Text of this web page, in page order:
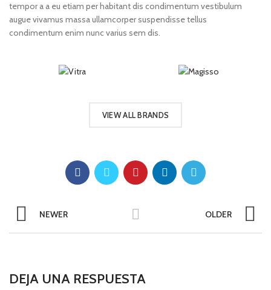
tempor a a eu etiam per habitant dis condimentum vestibulum
augue vivamus massa ullamcorper suspendisse tellus
condimentum enim nunc varius sem dis.
VIEW ALL BRANDS
NEWER OLDER
DEJA UNA RESPUESTA